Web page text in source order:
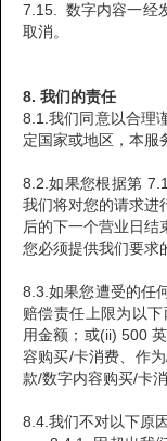
7.15. 数字内容一经
取消。
8. 我们的责任
8.1.我们同意以合理
定国家或地区，本服
8.2.如果您根据第
我们将对您的请求进
后的下一个营业日结
您必须提供我们要求
8.3.如果您遭受的任
赔偿责任上限为以
用金额；或(ii) 500
容购买/卡消费、作
款/数字内容购买/卡
8.4.我们不对以下原